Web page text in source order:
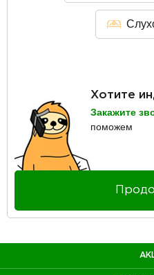
Хотите
Закажите
поможем